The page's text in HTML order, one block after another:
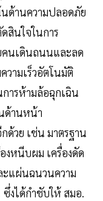
ด้านความปลอดภัย
สินใจในการ
คนเดินถนนและลด
วามเร็วอัตโนมัติ
ารห้ามล้อฉุกเฉิน
ด้านหน้า
ด้วย เช่น มาตรฐาน
งหนีบผม เครื่องดัด
ะแผ่นฉนวนความ
งได้กำชับให้ สมอ.